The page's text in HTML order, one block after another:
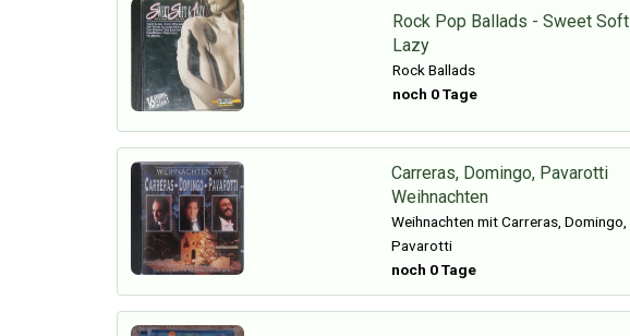
Rock Pop Ballads - Sweet Soft
Lazy
Rock Ballads
noch 0 Tage
Carreras, Domingo, Pavarotti
Weihnachten
Weihnachten mit Carreras, Domingo,
Pavarotti
noch 0 Tage